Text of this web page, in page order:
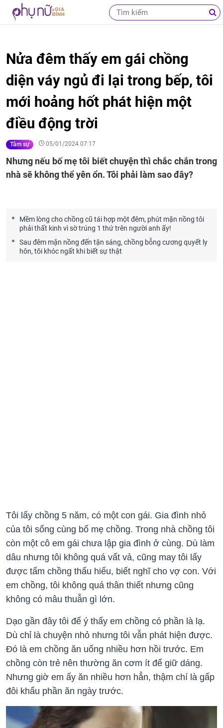
Nửa đêm thấy em gái chồng
diện váy ngủ đi lại trong bếp, tôi
mới hoảng hốt phát hiện một
điều động trời
Tâm sự 05/01/2024 07:17
Nhưng nếu bố mẹ tôi biết chuyện thì chắc chắn trong
nhà sẽ không thể yên ổn. Tôi phải làm sao đây?
Mềm lòng cho chồng cũ tái hợp một đêm, phút mặn nồng tôi
phải thất kinh vì sờ trúng 1 thứ trên người anh ấy!
Sau đêm mặn nồng đến tận sáng, chồng bỗng cương quyết ly
hôn, tôi khóc ngất khi biết sự thật
Tôi lấy chồng 5 năm, có một con gái. Gia đình nhỏ
của tôi sống cùng bố mẹ chồng. Trong nhà chồng tôi
còn một cô em gái chưa lập gia đình ở cùng. Dù làm
dâu nhưng tôi không quá vất vả, cũng may tôi lấy
được tấm chồng thấu hiểu, biết nghĩ cho vợ con. Với
em chồng, tôi không quá thân thiết nhưng cũng
không có mâu thuẫn gì lớn.
Dạo gần đây tôi để ý thấy em chồng có phần là lạ.
Dù chỉ là chuyện nhỏ nhưng tôi vẫn phát hiện được.
Đó là em chồng ăn uống nhiều hơn hồi trước. Em
chồng còn trẻ nên thường ăn cơm ít để giữ dáng.
Nhưng giờ em ấy ăn nhiều hơn hẳn, thậm chí là gấp
đôi khẩu phần ăn ngày trước.